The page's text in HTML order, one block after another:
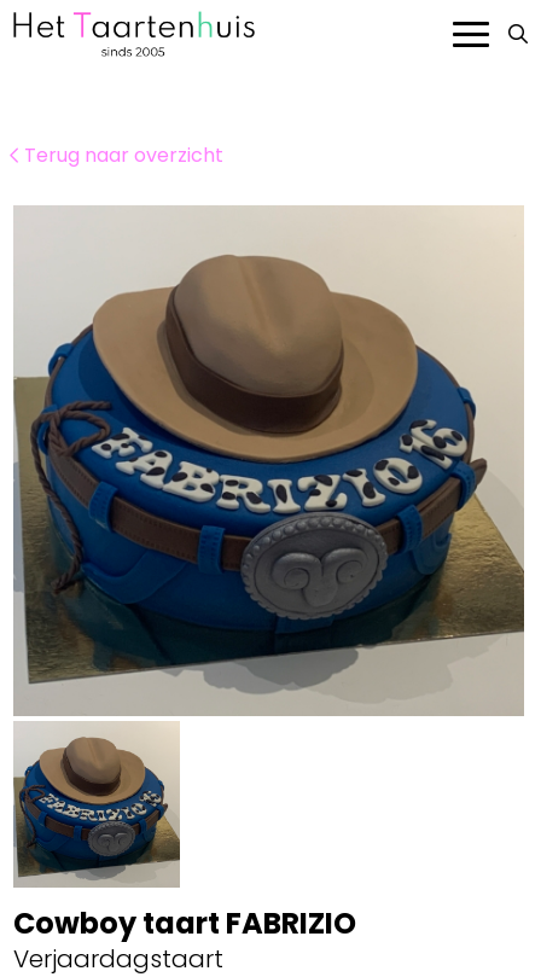
Smaken en prijzen
Contact
Bestellen
Terug naar overzicht
Cowboy taart FABRIZIO
Verjaardagstaart